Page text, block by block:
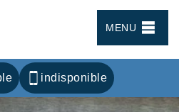
MENU
indisponible